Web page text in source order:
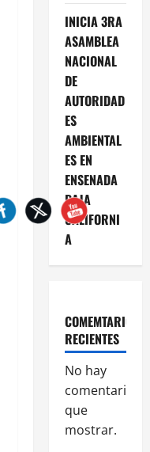
INICIA 3RA
ASAMBLEA
NACIONAL
DE
AUTORIDAD
ES
AMBIENTAL
ES EN
ENSENADA
BAJA
CALIFORNI
A
COMEMTARIOS
RECIENTES
No hay
comentarios
que
mostrar.